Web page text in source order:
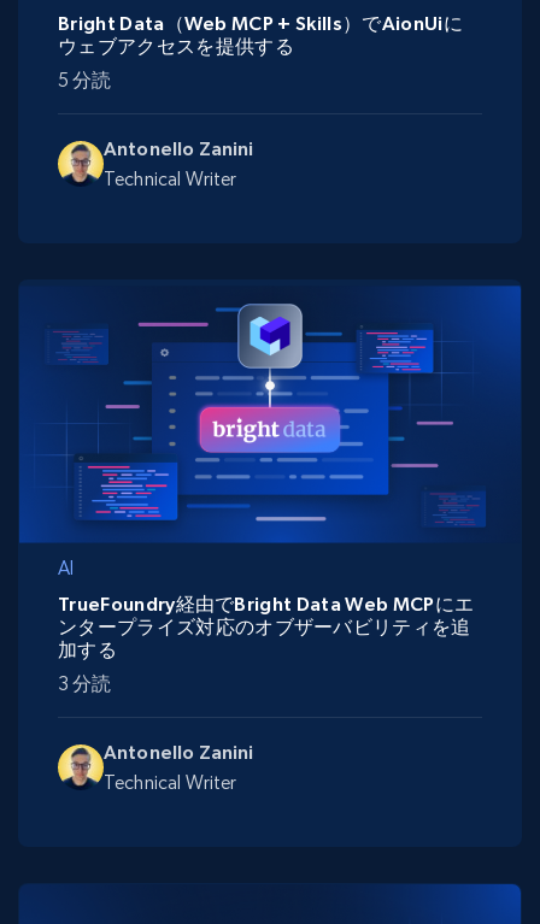
Antonello Zanini
Technical Writer
Bright Data（Web MCP + Skills）でAionUiに
ウェブアクセスを提供する
5 分読
AI
Antonello Zanini
Technical Writer
TrueFoundry経由でBright Data Web MCPにエ
ンタープライズ対応のオブザーバビリティを追
加する
3 分読